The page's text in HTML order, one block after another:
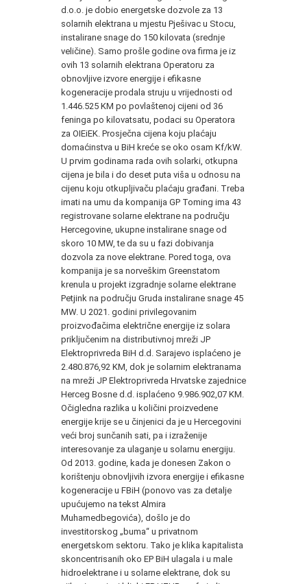
d.o.o. je dobio energetske dozvole za 13
solarnih elektrana u mjestu Pješivac u Stocu,
instalirane snage do 150 kilovata (srednje
veličine). Samo prošle godine ova firma je iz
ovih 13 solarnih elektrana Operatoru za
obnovljive izvore energije i efikasne
kogeneracije prodala struju u vrijednosti od
1.446.525 KM po povlaštenoj cijeni od 36
feninga po kilovatsatu, podaci su Operatora
za OIEiEK. Prosječna cijena koju plaćaju
domaćinstva u BiH kreće se oko osam Kf/kW.
U prvim godinama rada ovih solarki, otkupna
cijena je bila i do deset puta viša u odnosu na
cijenu koju otkupljivaču plaćaju građani. Treba
imati na umu da kompanija GP Toming ima 43
registrovane solarne elektrane na području
Hercegovine, ukupne instalirane snage od
skoro 10 MW, te da su u fazi dobivanja
dozvola za nove elektrane. Pored toga, ova
kompanija je sa norveškim Greenstatom
krenula u projekt izgradnje solarne elektrane
Petjink na području Gruda instalirane snage 45
MW. U 2021. godini privilegovanim
proizvođačima električne energije iz solara
priključenim na distributivnoj mreži JP
Elektroprivreda BiH d.d. Sarajevo isplaćeno je
2.480.876,92 KM, dok je solarnim elektranama
na mreži JP Elektroprivreda Hrvatske zajednice
Herceg Bosne d.d. isplaćeno 9.986.902,07 KM.
Očigledna razlika u količini proizvedene
energije krije se u činjenici da je u Hercegovini
veći broj sunčanih sati, pa i izraženije
interesovanje za ulaganje u solarnu energiju.
Od 2013. godine, kada je donesen Zakon o
korištenju obnovljivih izvora energije i efikasne
kogeneracije u FBiH (ponovo vas za detalje
upućujemo na tekst Almira
Muhamedbegovića), došlo je do
investitorskog „buma“ u privatnom
energetskom sektoru. Tako je klika kapitalista
skoncentrisanih oko EP BiH ulagala i u male
hidroelektrane i u solarne elektrane, dok su